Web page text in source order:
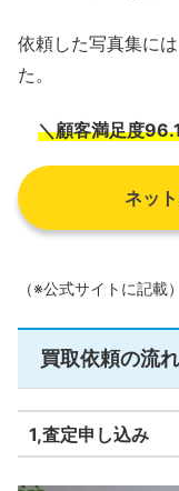
依頼した写真集に
た。
＼顧客満足度
ネッ
（※公式サイトに記載）
買取依頼の流れ
1,査定申し込み